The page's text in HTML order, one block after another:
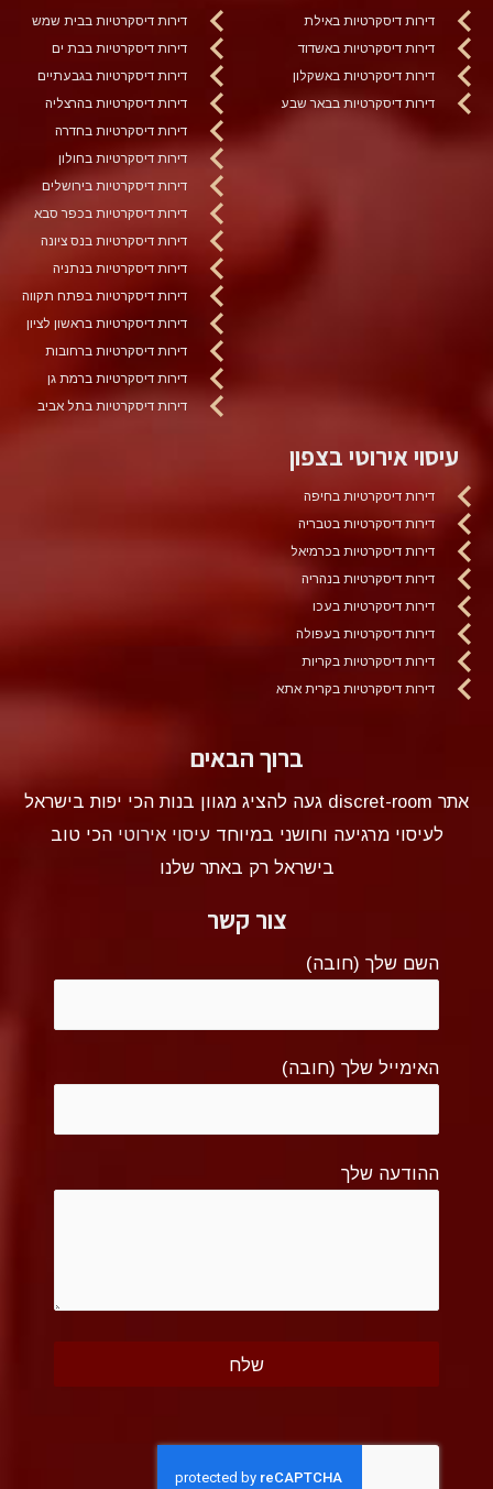
דירות דיסקרטיות באילת
דירות דיסקרטיות באשדוד
דירות דיסקרטיות באשקלון
דירות דיסקרטיות בבאר שבע
דירות דיסקרטיות בבית שמש
דירות דיסקרטיות בבת ים
דירות דיסקרטיות בגבעתיים
דירות דיסקרטיות בהרצליה
דירות דיסקרטיות בחדרה
דירות דיסקרטיות בחולון
דירות דיסקרטיות בירושלים
דירות דיסקרטיות בכפר סבא
דירות דיסקרטיות בנס ציונה
דירות דיסקרטיות בנתניה
דירות דיסקרטיות בפתח תקווה
דירות דיסקרטיות בראשון לציון
דירות דיסקרטיות ברחובות
דירות דיסקרטיות ברמת גן
דירות דיסקרטיות בתל אביב
עיסוי אירוטי בצפון
דירות דיסקרטיות בחיפה
דירות דיסקרטיות בטבריה
דירות דיסקרטיות בכרמיאל
דירות דיסקרטיות בנהריה
דירות דיסקרטיות בעכו
דירות דיסקרטיות בעפולה
דירות דיסקרטיות בקריות
דירות דיסקרטיות בקרית אתא
ברוך הבאים
אתר discret-room געה להציג מגוון בנות הכי יפות בישראל
לעיסוי מרגיעה וחושני במיוחדעיסוי אירוטי הכי טוב
בישראל רק באתר שלנו
צור קשר
השם שלך (חובה)
האימייל שלך (חובה)
ההודעה שלך